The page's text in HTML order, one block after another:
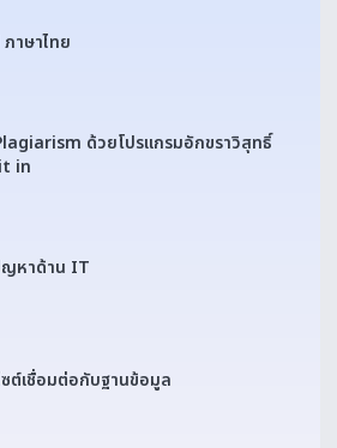
าษาไทย
ด้วยโปรแกรมอักขราวิสุทธิ์
in
หาด้าน IT
ต์เชื่อมต่อกับฐานข้อมูล